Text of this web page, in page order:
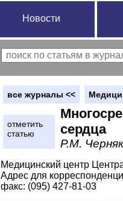
Новости
вce журналы <<
отметить
статью
сердца
Р.М.
Медицинский центр
Адрес для
факс: (095) 427-81-03